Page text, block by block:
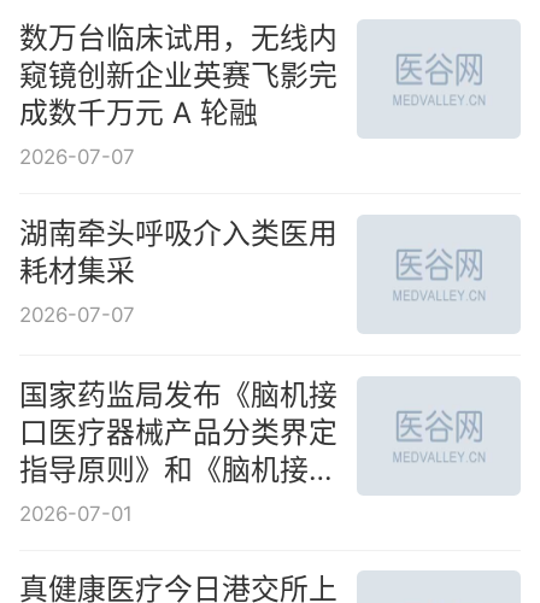
机构医用设备集中采购工
作
数万台临床试用，无线内
窥镜创新企业英赛飞影完
成数千万元 A 轮融
2026-07-07
湖南牵头呼吸介入类医用
耗材集采
2026-07-07
国家药监局发布《脑机接
口医疗器械产品分类界定
指导原则》和《脑机接口
医疗器械通用名称命名指
2026-07-01
真健康医疗今日港交所上